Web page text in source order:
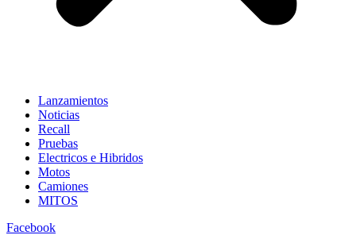
Lanzamientos
Noticias
Recall
Pruebas
Electricos e Hibridos
Motos
Camiones
MITOS
Facebook